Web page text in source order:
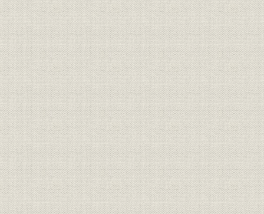
福利厚生 クラブ活動
福利厚生 別館・保養所
福利厚生 寮・社宅
事業所 店舗一覧 平成8年11
施設
店舗外現金自動設備一覧 (平成8
年11月末現在)
昭和50年
21日